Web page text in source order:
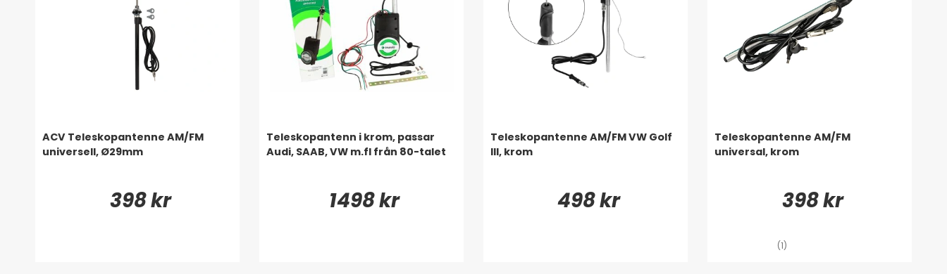
ACV Teleskopantenne AM/FM
universell, Ø29mm
398 kr
Teleskopantenn i krom, passar
Audi, SAAB, VW m.fl från 80-talet
1498 kr
Teleskopantenne AM/FM VW Golf
III, krom
498 kr
Teleskopantenne AM/FM
universal, krom
398 kr
(1)